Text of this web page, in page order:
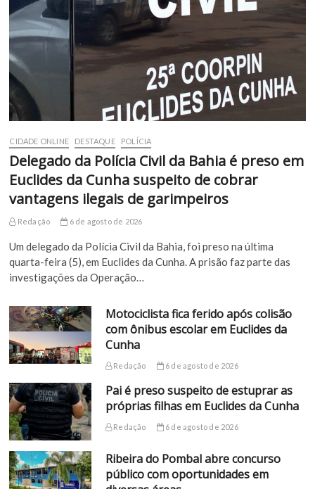
CIDADE ONLINE DESTAQUE POLÍCIA
Delegado da Polícia Civil da Bahia é preso em
Euclides da Cunha suspeito de cobrar
vantagens ilegais de garimpeiros
Redação 6 de agosto de 2026
Um delegado da Polícia Civil da Bahia, foi preso na última
quarta-feira (5), em Euclides da Cunha. A prisão faz parte das
investigações da Operação…
Motociclista fica ferido após colisão
com ônibus escolar em Euclides da
Cunha
Redação 6 de agosto de 2026
Pai é preso suspeito de estuprar as
próprias filhas em Euclides da Cunha
Redação 6 de agosto de 2026
Ribeira do Pombal abre concurso
público com oportunidades em